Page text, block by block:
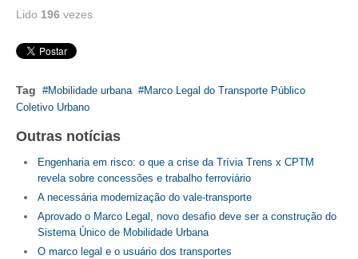
Lido 196 vezes
Tag Mobilidade urbana
Marco Legal do Transporte Público
Coletivo Urbano
Outras notícias
Engenharia em risco: o que a crise da Trívia Trens x CPTM
revela sobre concessões e trabalho ferroviário
A necessária modernização do vale-transporte
Aprovado o Marco Legal, novo desafio deve ser a construção do
Sistema Único de Mobilidade Urbana
O marco legal e o usuário dos transportes